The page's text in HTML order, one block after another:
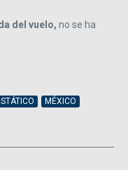
del vuelo, no se ha
MÉXICO